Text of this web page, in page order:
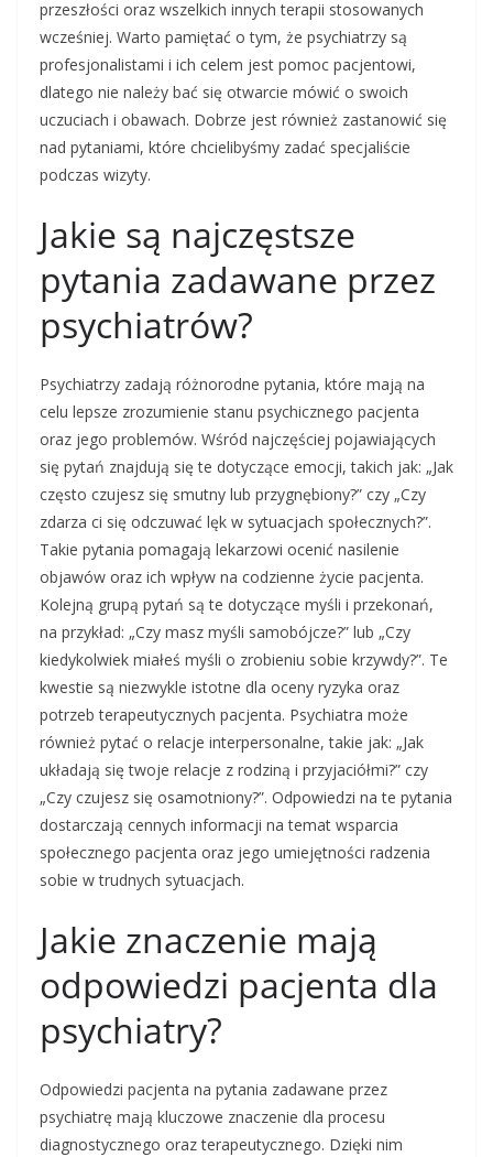
przeszłości oraz wszelkich innych terapii stosowanych
wcześniej. Warto pamiętać o tym, że psychiatrzy są
profesjonalistami i ich celem jest pomoc pacjentowi,
dlatego nie należy bać się otwarcie mówić o swoich
uczuciach i obawach. Dobrze jest również zastanowić się
nad pytaniami, które chcielibyśmy zadać specjaliście
podczas wizyty.
Jakie są najczęstsze
pytania zadawane przez
psychiatrów?
Psychiatrzy zadają różnorodne pytania, które mają na
celu lepsze zrozumienie stanu psychicznego pacjenta
oraz jego problemów. Wśród najczęściej pojawiających
się pytań znajdują się te dotyczące emocji, takich jak: „Jak
często czujesz się smutny lub przygnębiony?” czy „Czy
zdarza ci się odczuwać lęk w sytuacjach społecznych?”.
Takie pytania pomagają lekarzowi ocenić nasilenie
objawów oraz ich wpływ na codzienne życie pacjenta.
Kolejną grupą pytań są te dotyczące myśli i przekonań,
na przykład: „Czy masz myśli samobójcze?” lub „Czy
kiedykolwiek miałeś myśli o zrobieniu sobie krzywdy?”. Te
kwestie są niezwykle istotne dla oceny ryzyka oraz
potrzeb terapeutycznych pacjenta. Psychiatra może
również pytać o relacje interpersonalne, takie jak: „Jak
układają się twoje relacje z rodziną i przyjaciółmi?” czy
„Czy czujesz się osamotniony?”. Odpowiedzi na te pytania
dostarczają cennych informacji na temat wsparcia
społecznego pacjenta oraz jego umiejętności radzenia
sobie w trudnych sytuacjach.
Jakie znaczenie mają
odpowiedzi pacjenta dla
psychiatry?
Odpowiedzi pacjenta na pytania zadawane przez
psychiatrę mają kluczowe znaczenie dla procesu
diagnostycznego oraz terapeutycznego. Dzięki nim